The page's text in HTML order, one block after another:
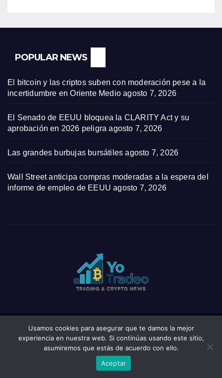
POPULAR NEWS
El bitcoin y las criptos suben con moderación pese a la
incertidumbre en Oriente Medio agosto 7, 2026
El Senado de EEUU bloquea la CLARITY Act y su
aprobación en 2026 peligra agosto 7, 2026
Las grandes burbujas bursátiles agosto 7, 2026
Wall Street anticipa compras moderadas a la espera del
informe de empleo de EEUU agosto 7, 2026
Funciona gracias a WordPress|Tema: News Click deThemeansar
Privacy Policy Wishlist
Usamos cookies para asegurar que te damos la mejor
experiencia en nuestra web. Si continúas usando este sitio,
asumiremos que estás de acuerdo con ello.
Aceptar